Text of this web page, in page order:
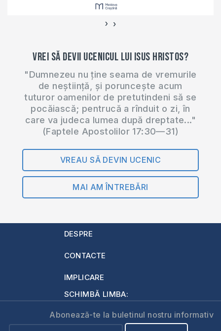
‹ ›
Vrei să devii ucenicul lui Isus Hristos?
"Dumnezeu nu ține seama de vremurile
de neștiință, și poruncește acum
tuturor oamenilor de pretutindeni să se
pocăiască; pentrucă a rînduit o zi, în
care va judeca lumea după dreptate..."
(Faptele Apostolilor 17:30—31)
VREAU SĂ DEVIN UCENIC
MAI AM ÎNTREBĂRI
DESPRE
CONTACTE
IMPLICARE
SCHIMBĂ LIMBA:
Abonează-te la buletinul nostru informativ